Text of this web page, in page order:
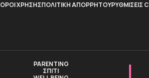
ΟΡΟΙ ΧΡΗΣΗΣΠΟΛΙΤΙΚΗ ΑΠΟΡΡΗΤΟΥΡΥΘΜΙΣΕΙΣ
PARENTING
ΣΠΙΤΙ